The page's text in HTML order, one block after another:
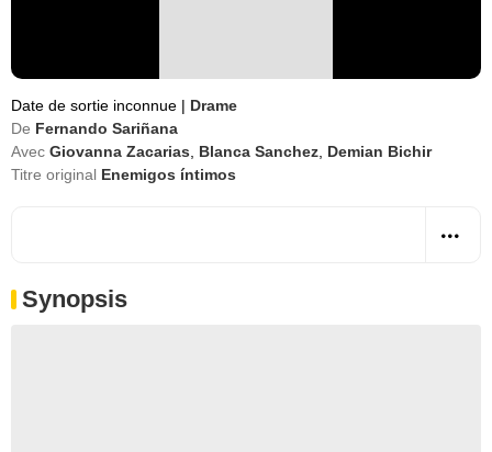
Date de sortie inconnue | Drame
De Fernando Sariñana
Avec Giovanna Zacarias Blanca Sanchez Demian Bichir
Titre original Enemigos íntimos
Synopsis